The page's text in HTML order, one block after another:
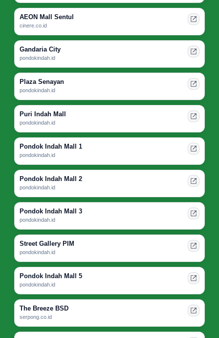
AEON Mall Sentul
cinere.co.id
Gandaria City
pondokindah.id
Plaza Senayan
pondokindah.id
Puri Indah Mall
pondokindah.id
Pondok Indah Mall 1
pondokindah.id
Pondok Indah Mall 2
pondokindah.id
Pondok Indah Mall 3
pondokindah.id
Street Gallery PIM
pondokindah.id
Pondok Indah Mall 5
pondokindah.id
The Breeze BSD
serpong.co.id